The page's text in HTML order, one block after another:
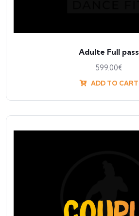
Adulte Full pass
599.00€
ADD TO CART